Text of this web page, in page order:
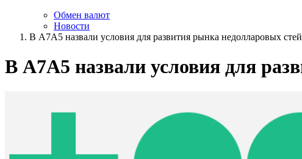
Обмен валют
Новости
В А7А5 назвали условия для развития рынка недолларовых
В А7А5 назвали условия для